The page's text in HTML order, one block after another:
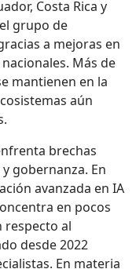
Costa Rica y
grupo de
a mejoras en
Más de
mantienen en la
aún
brechas
gobernanza. En
avanzada en IA
en pocos
respecto al
desde 2022
En materia